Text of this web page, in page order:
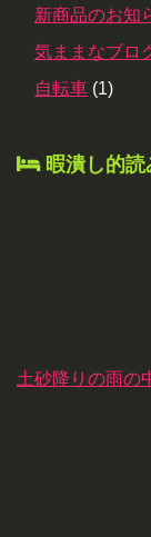
新商品のお知
気ままなブロ
自転車 (1)
暇潰し的読
土砂降りの雨の